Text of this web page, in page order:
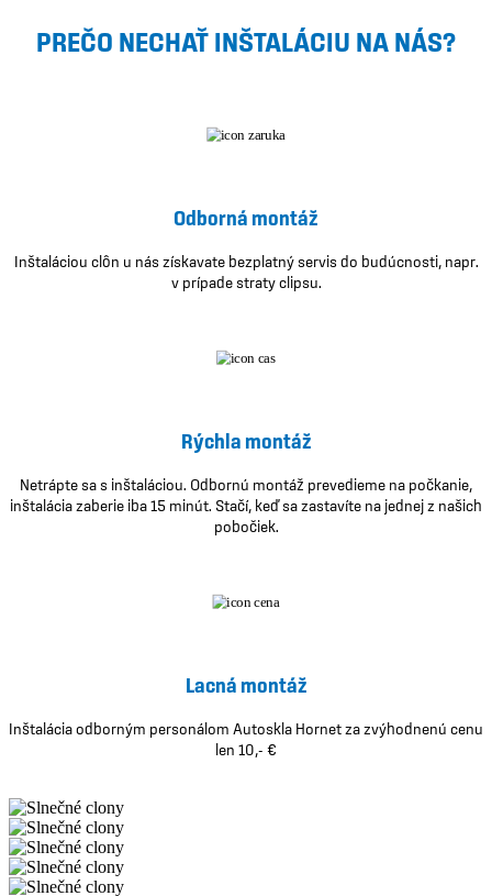
PREČO NECHAŤ INŠTALÁCIU NA NÁS?
Odborná montáž
Inštaláciou clôn u nás získavate bezplatný servis do budúcnosti, napr.
v prípade straty clipsu.
Rýchla montáž
Netrápte sa s inštaláciou. Odbornú montáž prevedieme na počkanie,
inštalácia zaberie iba 15 minút. Stačí, keď sa zastavíte na jednej z našich
pobočiek.
Lacná montáž
Inštalácia odborným personálom Autoskla Hornet za zvýhodnenú cenu
len 10,- €